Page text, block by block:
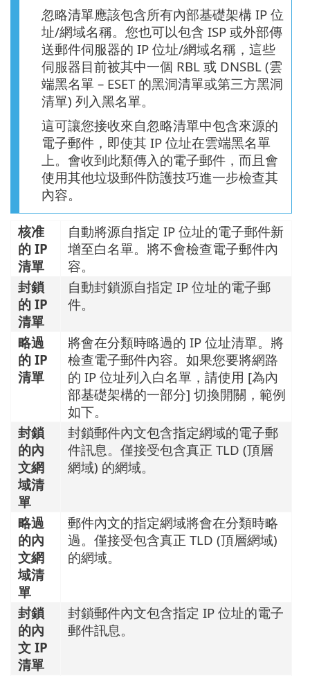
忽略清單應該包含所有內部基礎架構 IP 位
址/網域名稱。您也可以包含 ISP 或外部傳
送郵件伺服器的 IP 位址/網域名稱，這些
伺服器目前被其中一個 RBL 或 DNSBL (雲
端黑名單 – ESET 的黑洞清單或第三方黑洞
清單) 列入黑名單。
這可讓您接收來自忽略清單中包含來源的
電子郵件，即使其 IP 位址在雲端黑名單
上。會收到此類傳入的電子郵件，而且會
使用其他垃圾郵件防護技巧進一步檢查其
內容。
核准
的 IP
清單
自動將源自指定 IP 位址的電子郵件新
增至白名單。將不會檢查電子郵件內
容。
封鎖
的 IP
清單
自動封鎖源自指定 IP 位址的電子郵
件。
略過
的 IP
清單
將會在分類時略過的 IP 位址清單。將
檢查電子郵件內容。如果您要將網路
的 IP 位址列入白名單，請使用 [為內
部基礎架構的一部分] 切換開關，範例
如下。
封鎖
的內
文網
域清
單
封鎖郵件內文包含指定網域的電子郵
件訊息。僅接受包含真正 TLD (頂層
網域) 的網域。
略過
的內
文網
域清
單
郵件內文的指定網域將會在分類時略
過。僅接受包含真正 TLD (頂層網域)
的網域。
封鎖
的內
文 IP
清單
封鎖郵件內文包含指定 IP 位址的電子
郵件訊息。